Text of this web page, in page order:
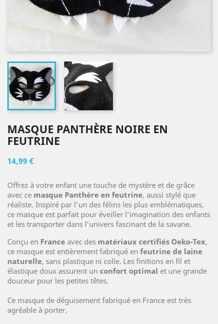
MASQUE PANTHÈRE NOIRE EN
FEUTRINE
14,99 €
Offrez à votre enfant une touche de mystère et de grâce
avec ce masque Panthère en feutrine, aussi stylé que
réaliste. Inspiré par l’un des félins les plus emblématiques,
ce masque est parfait pour éveiller l’imagination des enfants
et les transporter dans l’univers fascinant de la savane.
Conçu en France avec des matériaux certifiés Oeko-Tex,
ce masque est entièrement fabriqué en feutrine de laine
naturelle, sans plastique ni colle. Les finitions en fil et
élastique doux assurent un confort optimal et une grande
douceur pour les petites têtes.
Ce masque de déguisement fabriqué en France est très
agréable à porter.